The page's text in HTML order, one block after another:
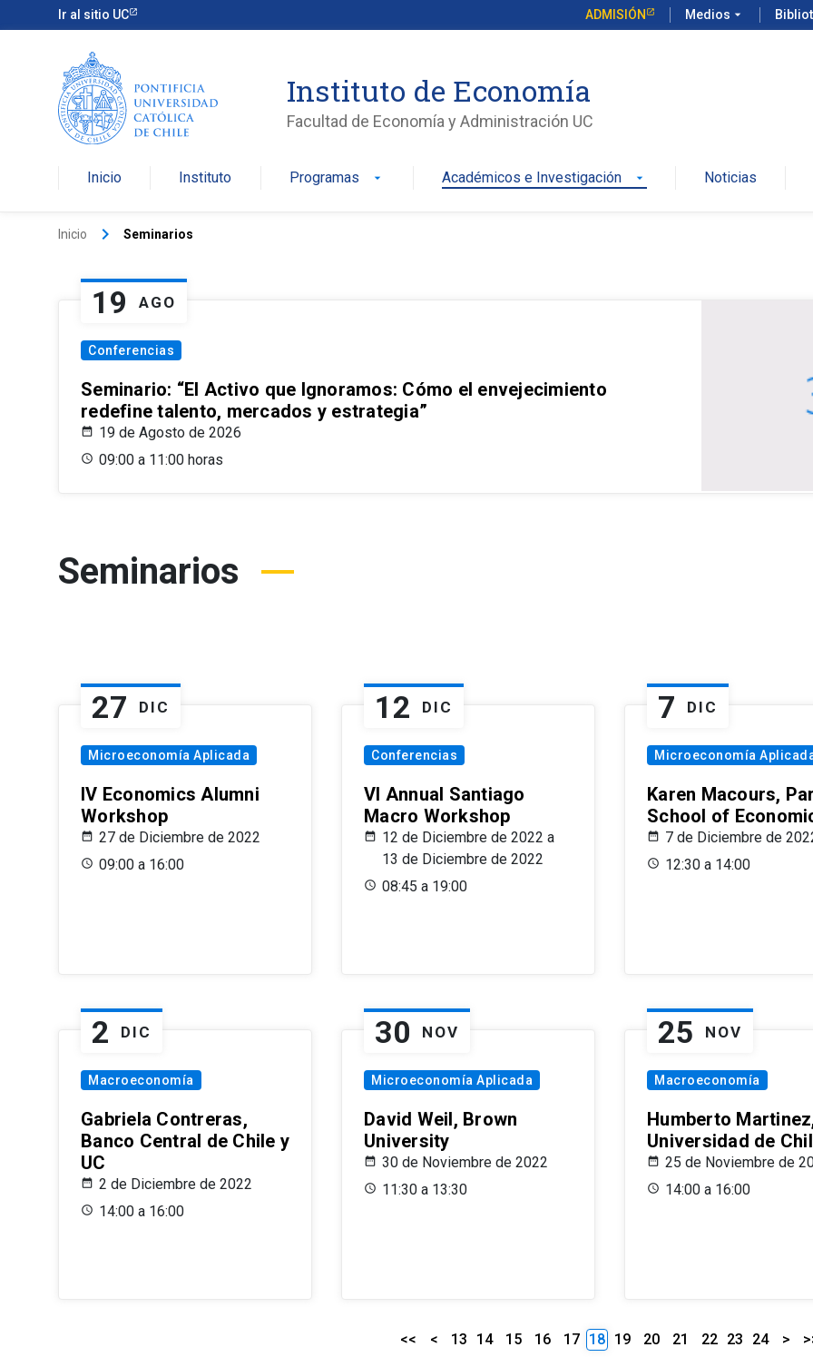
Ir al sitio UC ADMISIÓN Medios arrow_drop_down
Instituto de Economía
Facultad de Economía y Administración UC
Inicio Instituto Programas arrow_drop_down Académicos e Investigación arrow_drop_down Noticias
Inicio keyboard_arrow_right Seminarios
19 AGO
Conferencias
Seminario: “El Activo que Ignoramos: Cómo el envejecimiento
redefine talento, mercados y estrategia”
19 de Agosto de 2026
09:00 a 11:00 horas
Seminarios
27 DIC
Microeconomía Aplicada
IV Economics Alumni
Workshop
27 de Diciembre de 2022
09:00 a 16:00
12 DIC
Conferencias
VI Annual Santiago
Macro Workshop
12 de Diciembre de 2022 a
13 de Diciembre de 2022
08:45 a 19:00
7 DIC
Microeconomía
Karen Macours,
School of
7 de Diciembre de
12:30 a 14:00
2 DIC
Macroeconomía
Gabriela Contreras,
Banco Central de Chile y
UC
2 de Diciembre de 2022
14:00 a 16:00
30 NOV
Microeconomía Aplicada
David Weil, Brown
University
30 de Noviembre de 2022
11:30 a 13:30
25 NOV
Macroeconomía
Humberto
Universidad de
25 de Noviembre de
14:00 a 16:00
<< < 13 14 15 16 17 18 19 20 21 22 23 24 >